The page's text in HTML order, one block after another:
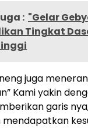
: "Gelar
Tingkat
juga
Kami yakin
garis
mendapatkan